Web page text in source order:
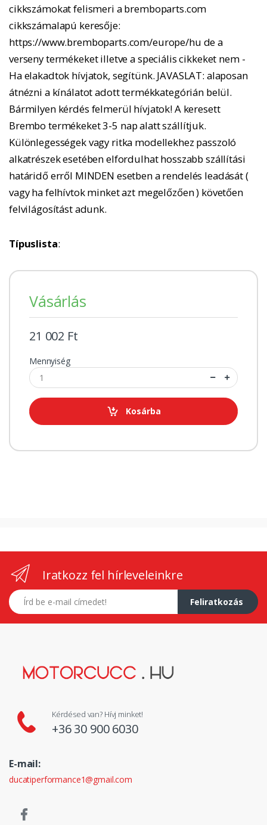
cikkszámokat felismeri a bremboparts.com
cikkszámalapú keresője:
https://www.bremboparts.com/europe/hu de a
verseny termékeket illetve a speciális cikkeket nem -
Ha elakadtok hívjatok, segítünk. JAVASLAT: alaposan
átnézni a kínálatot adott termékkategórián belül.
Bármilyen kérdés felmerül hívjatok! A keresett
Brembo termékeket 3-5 nap alatt szállítjuk.
Különlegességek vagy ritka modellekhez passzoló
alkatrészek esetében elfordulhat hosszabb szállítási
határidő erről MINDEN esetben a rendelés leadását (
vagy ha felhívtok minket azt megelőzően ) követően
felvilágosítást adunk.
Típuslista:
Vásárlás
21 002 Ft
Mennyiség
Kosárba
Iratkozz fel hírleveleinkre
E-mail címed
Feliratkozás
Kérdésed van? Hívj minket!
+36 30 900 6030
E-mail:
ducatiperformance1@gmail.com